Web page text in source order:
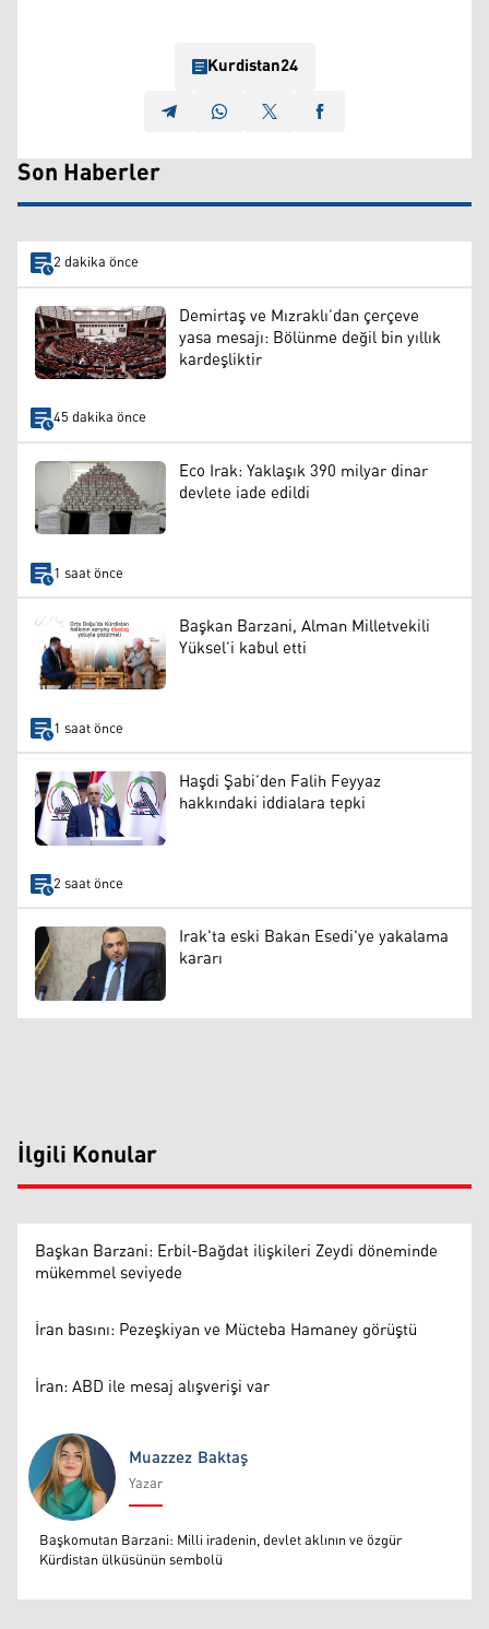
Kurdistan24
Son Haberler
2 dakika önce
Demirtaş ve Mızraklı’dan çerçeve
yasa mesajı: Bölünme değil bin yıllık
kardeşliktir
45 dakika önce
Eco Irak: Yaklaşık 390 milyar dinar
devlete iade edildi
1 saat önce
Başkan Barzani, Alman Milletvekili
Yüksel’i kabul etti
1 saat önce
Haşdi Şabi’den Falih Feyyaz
hakkındaki iddialara tepki
2 saat önce
Irak'ta eski Bakan Esedi'ye yakalama
kararı
İlgili Konular
Başkan Barzani: Erbil-Bağdat ilişkileri Zeydi döneminde
mükemmel seviyede
İran basını: Pezeşkiyan ve Mücteba Hamaney görüştü
İran: ABD ile mesaj alışverişi var
Muazzez Baktaş
Muazzez Baktaş
Yazar
Başkomutan Barzani: Milli iradenin, devlet aklının ve özgür
Kürdistan ülküsünün sembolü